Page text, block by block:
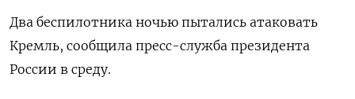
Два беспилотника ночью пытались атаковать
Кремль, сообщила пресс-служба президента
России в среду.